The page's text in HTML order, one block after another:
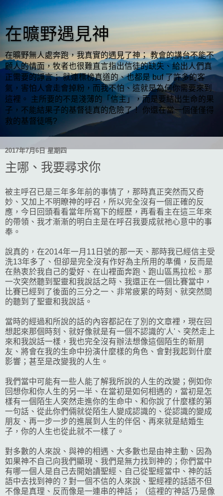
在曠野遇見神
在曠野無人處奔跑，我真實的遇見了神； 教會的講台不能不
顧人的情面，牧者也很難直言指出信徒的缺失、給出人們真
正需要的諍言； 就連標榜真道的、也都是 buf 了許多的客
氣，害怕人會走會掉粉，而我不怕、這就是為何你需要來到
這裡。 主所要的不是淺薄的「信主」，而是要結出生命的果
子，不能結果子的基督徒真的危險了！ 你還在當一個僅僅得
救的基督徒嗎?
2017年7月6日 星期四
主哪、我要尋求你
被主呼召已是三年多年前的事情了，那時真正突然而又奇
妙、又加上不明瞭神的呼召，所以完全沒有一個正確的反
應，今日回頭看看當年所寫下的經歷，再看看主在這三年來
的帶領、我才漸漸的明白主是在呼召我要成就祂心意中的事
奉。
說真的，在2014年一月11日號的那一天、那時我已經信主受
洗13年多了、但卻是完全沒有作好為主所用的準備，反而是
在熱衷於我自己的愛好、在山裡面奔跑、跑山區馬拉松。那
一次突然聽到聖靈和我說話之時、我還正在一個比賽當中，
比賽已經到了後面的三分之一、非常疲累的時刻、就突然間
的聽到了聖靈和我說話。
當時的經過和所說的話的內容都記在了別的文章裡，現在回
想起來那個時刻、就好像就是有一個不認識的'人'、突然走上
來和我說話一樣，我也完全沒有辦法想像這個陌生的新朋
友、將會在我的生命中扮演什麼樣的角色、會對我起到什麼
影響；甚至是改變我的人生。
我們當中可能有一些人能了解我所說的人生的改變；例如你
回想你和你人生的另一半、在當初是如何相遇的，當初是怎
樣有一個陌生人突然走進你的生命中、和你說了什麼樣的第
一句話、從此你們倆就從陌生人變成認識的、從認識的變成
朋友、再一步一步的進展到人生的伴侶、再來就是結婚生
子，你的人生也從此就不一樣了。
對多數的人來說、與神的相遇、大多數也是由神主動、因為
如果神不自己向我們顯現、我們是無力找到神的；你們當中
有哪一個人是自己去開始讀聖經、自己從聖經當中、神的話
語中去找到神的？對一個不信的人來說、聖經裡的話語不但
不像是真理、反而像是一連串的神話；（這裡的'神話'乃是像